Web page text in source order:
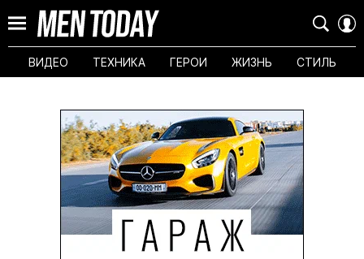
ВИДЕО ТЕХНИКА ГЕРОИ ЖИЗНЬ СТИЛЬ